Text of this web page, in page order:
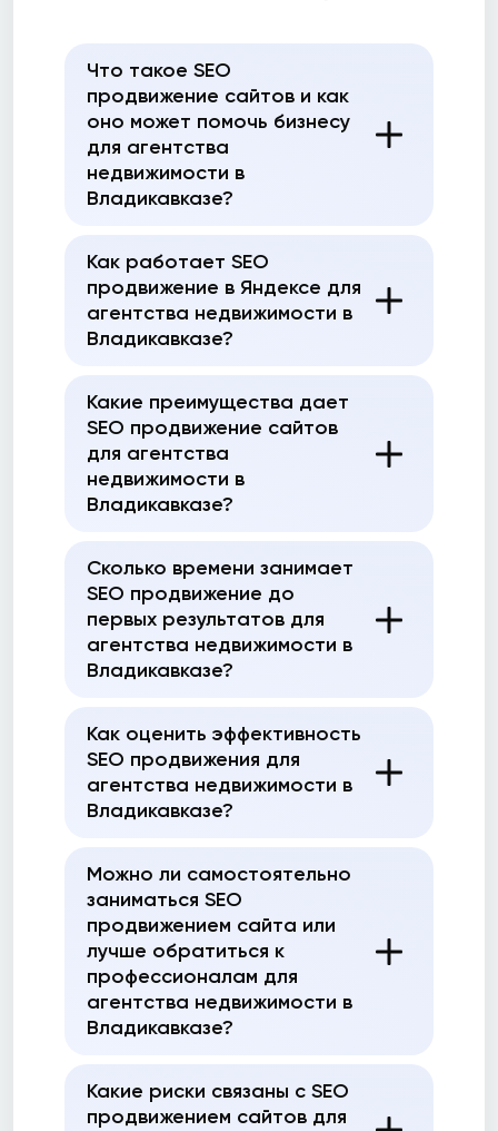
Что такое SEO
продвижение сайтов и как
оно может помочь бизнесу
для агентства
недвижимости в
Владикавказе?
Как работает SEO
продвижение в Яндексе для
агентства недвижимости в
Владикавказе?
Какие преимущества дает
SEO продвижение сайтов
для агентства
недвижимости в
Владикавказе?
Сколько времени занимает
SEO продвижение до
первых результатов для
агентства недвижимости в
Владикавказе?
Как оценить эффективность
SEO продвижения для
агентства недвижимости в
Владикавказе?
Можно ли самостоятельно
заниматься SEO
продвижением сайта или
лучше обратиться к
профессионалам для
агентства недвижимости в
Владикавказе?
Какие риски связаны с SEO
продвижением сайтов для